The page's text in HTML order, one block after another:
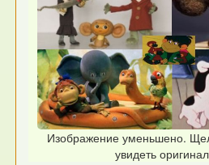
Изображение уменьшено.
увидеть